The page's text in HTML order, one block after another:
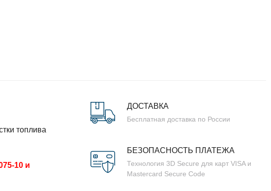
топлива
10 и
ДОСТАВКА
Бесплатная доставка по России
БЕЗОПАСНОСТЬ ПЛАТЕЖА
Технология 3D Secure для карт VISA и
Mastercard Secure Code